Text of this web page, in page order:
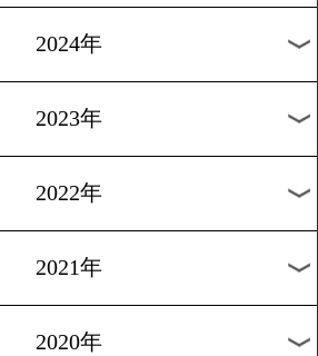
OPBF女子ランキング開始!!
1 2 次へ>